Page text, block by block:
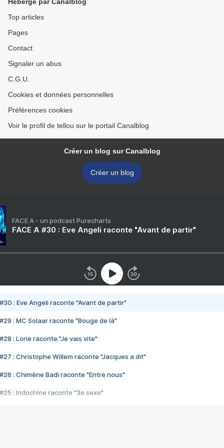
Top articles
Pages
Contact
Signaler un abus
C.G.U.
Cookies et données personnelles
Préférences cookies
Voir le profil de tellou sur le portail Canalblog
Créer un blog sur Canalblog
Créer un blog
FACE A - un podcast Purecharts
FACE A #30 : Eve Angeli raconte "Avant de partir"
#30 : Eve Angeli raconte "Avant de partir"
#29 : MC Solaar raconte "Bouge de là"
#28 : Lorie raconte "Je vais vite"
#27 : Christophe Willem raconte "Jacques a dit"
#26 : Chimène Badi raconte "Entre nous"
#25 : Indochine raconte "3e sexe"